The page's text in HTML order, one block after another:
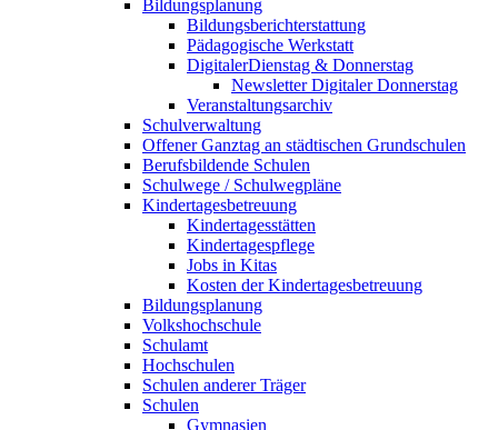
Bildungsplanung
Bildungsberichterstattung
Pädagogische Werkstatt
DigitalerDienstag & Donnerstag
Newsletter Digitaler Donnerstag
Veranstaltungsarchiv
Schulverwaltung
Offener Ganztag an städtischen Grundschulen
Berufsbildende Schulen
Schulwege / Schulwegpläne
Kindertagesbetreuung
Kindertagesstätten
Kindertagespflege
Jobs in Kitas
Kosten der Kindertagesbetreuung
Bildungsplanung
Volkshochschule
Schulamt
Hochschulen
Schulen anderer Träger
Schulen
Gymnasien